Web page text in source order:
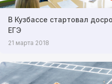
В Кузбассе стартовал
ЕГЭ
21 марта 2018